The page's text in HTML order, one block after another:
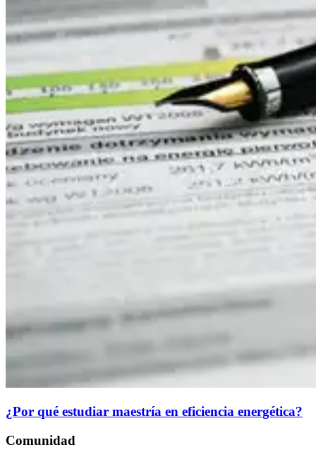
¿Por qué estudiar maestría en eficiencia energética?
Comunidad